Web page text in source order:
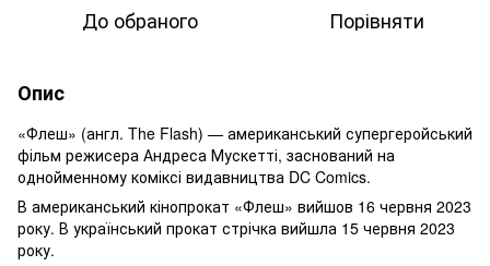
До обраного Порівняти
Опис
«Флеш» (англ. The Flash) — американський супергеройський
фільм режисера Андреса Мускетті, заснований на
однойменному коміксі видавництва DC Comics.
В американський кінопрокат «Флеш» вийшов 16 червня 2023
року. В український прокат стрічка вийшла 15 червня 2023
року.